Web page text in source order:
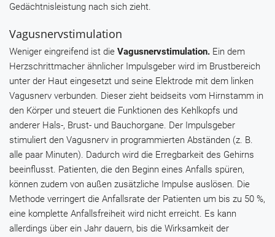
Gedächtnisleistung nach sich zieht.
Vagusnervstimulation
Weniger eingreifend ist die Vagusnervstimulation. Ein dem
Herzschrittmacher ähnlicher Impulsgeber wird im Brustbereich
unter der Haut eingesetzt und seine Elektrode mit dem linken
Vagusnerv verbunden. Dieser zieht beidseits vom Hirnstamm in
den Körper und steuert die Funktionen des Kehlkopfs und
anderer Hals-, Brust- und Bauchorgane. Der Impulsgeber
stimuliert den Vagusnerv in programmierten Abständen (z. B.
alle paar Minuten). Dadurch wird die Erregbarkeit des Gehirns
beeinflusst. Patienten, die den Beginn eines Anfalls spüren,
können zudem von außen zusätzliche Impulse auslösen. Die
Methode verringert die Anfallsrate der Patienten um bis zu 50 %,
eine komplette Anfallsfreiheit wird nicht erreicht. Es kann
allerdings über ein Jahr dauern, bis die Wirksamkeit der